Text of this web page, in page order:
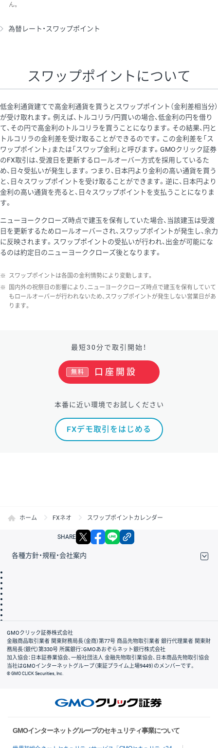
ん。
為替レート・スワップポイント
スワップポイントについて
低金利通貨建てで高金利通貨を買うとスワップポイント（金利差相当分）
が受け取れます。例えば、トルコリラ/円買いの場合、低金利の円を借り
て、その円で高金利のトルコリラを買うことになります。その結果、円と
トルコリラの金利差を受け取ることができるのです。この金利差を「ス
ワップポイント」または「スワップ金利」と呼びます。GMOクリック証券
のFX取引は、受渡日を更新するロールオーバー方式を採用しているた
め、日々受払いが発生します。つまり、日本円より金利の高い通貨を買う
と、日々スワップポイントを受け取ることができます。逆に、日本円より
金利の高い通貨を売ると、日々スワップポイントを支払うことになりま
す。
ニューヨーククローズ時点で建玉を保有していた場合、当該建玉は受渡
日を更新するためロールオーバーされ、スワップポイントが発生し、余力
に反映されます。スワップポイントの受払いが行われ、出金が可能にな
るのは約定日のニューヨーククローズ後となります。
※ スワップポイントは各国の金利情勢により変動します。
※
国内外の祝祭日の影響により、ニューヨーククローズ時点で建玉を保有していて
もロールオーバーが行われないため、スワップポイントが発生しない営業日があ
ります。
最短30分で取引開始！
口座開設
無料
本番に近い環境でお試しください
FXデモ取引をはじめる
ホーム FXネオ スワップポイントカレンダー
SHARE X facebook
各種方針・規程・会社案内
会社案内
GMOクリック証券株式会社
金融商品取引業者 関東財務局長（金商）第77号 商品先物取引業者 銀行代理業者 関東財
務局長（銀代）第330号 所属銀行：GMOあおぞらネット銀行株式会社
加入協会：日本証券業協会、一般社団法人 金融先物取引業協会、日本商品先物取引協会
当社はGMOインターネットグループ（東証プライム上場9449）のメンバーです。
© GMO CLICK Securities, Inc.
GMOインターネットグループのセキュリティ事業について